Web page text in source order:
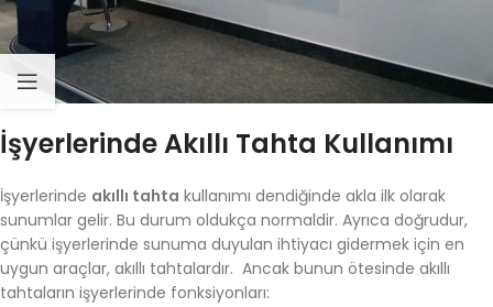
İşyerlerinde Akıllı Tahta Kullanımı
İşyerlerinde akıllı tahta kullanımı dendiğinde akla ilk olarak
sunumlar gelir. Bu durum oldukça normaldir. Ayrıca doğrudur,
çünkü işyerlerinde sunuma duyulan ihtiyacı gidermek için en
uygun araçlar, akıllı tahtalardır. Ancak bunun ötesinde akıllı
tahtaların işyerlerinde fonksiyonları: